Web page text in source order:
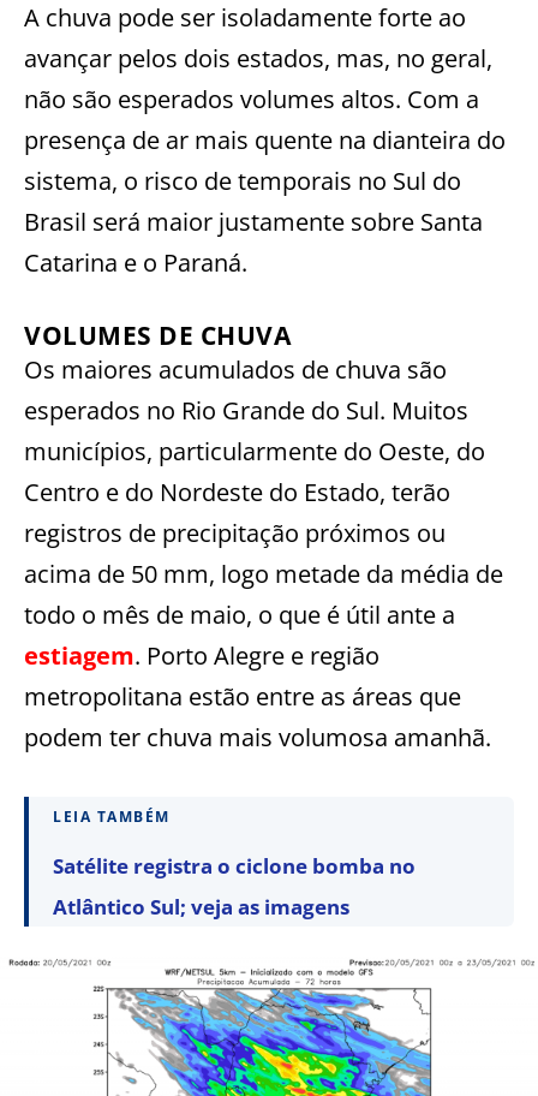
A chuva pode ser isoladamente forte ao
avançar pelos dois estados, mas, no geral,
não são esperados volumes altos. Com a
presença de ar mais quente na dianteira do
sistema, o risco de temporais no Sul do
Brasil será maior justamente sobre Santa
Catarina e o Paraná.
VOLUMES DE CHUVA
Os maiores acumulados de chuva são
esperados no Rio Grande do Sul. Muitos
municípios, particularmente do Oeste, do
Centro e do Nordeste do Estado, terão
registros de precipitação próximos ou
acima de 50 mm, logo metade da média de
todo o mês de maio, o que é útil ante a
estiagem. Porto Alegre e região
metropolitana estão entre as áreas que
podem ter chuva mais volumosa amanhã.
LEIA TAMBÉM
Satélite registra o ciclone bomba no
Atlântico Sul; veja as imagens